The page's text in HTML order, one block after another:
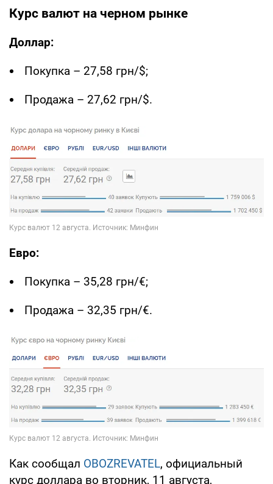
Курс валют на черном рынке
Доллар:
Покупка – 27,58 грн/$;
Продажа – 27,62 грн/$.
Евро:
Покупка – 35,28 грн/€;
Продажа – 32,35 грн/€.
Как сообщал OBOZREVATEL, официальный
курс доллара во вторник, 11 августа,